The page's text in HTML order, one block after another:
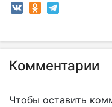
Комментарии
Чтобы оставить